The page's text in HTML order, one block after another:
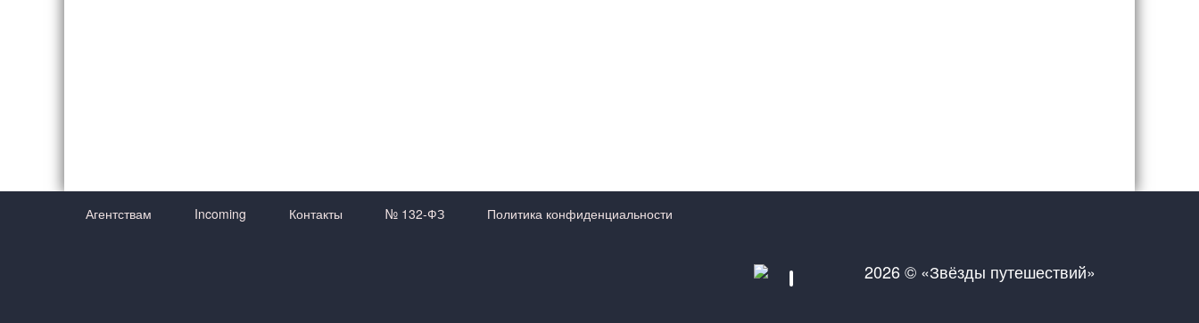
Агентствам Incoming Контакты № 132-ФЗ Политика конфиденциальности
2026 © «Звёзды путешествий»